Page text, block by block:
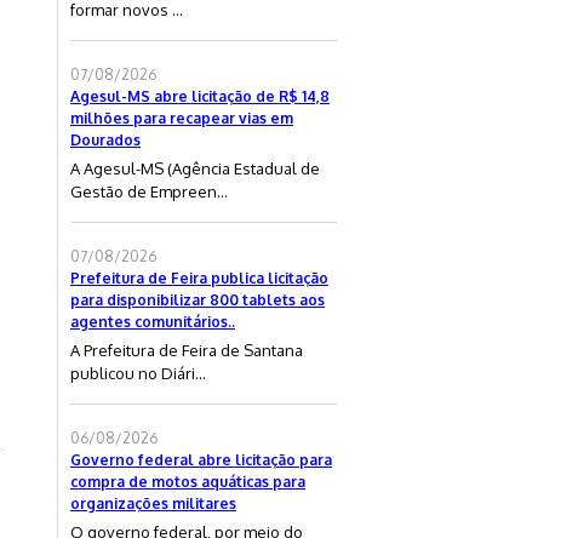
formar novos ...
07/08/2026
Agesul-MS abre licitação de R$ 14,8
milhões para recapear vias em
Dourados
A Agesul-MS (Agência Estadual de
Gestão de Empreen...
07/08/2026
Prefeitura de Feira publica licitação
para disponibilizar 800 tablets aos
agentes comunitários..
A Prefeitura de Feira de Santana
publicou no Diári...
06/08/2026
Governo federal abre licitação para
compra de motos aquáticas para
organizações militares
O governo federal, por meio do